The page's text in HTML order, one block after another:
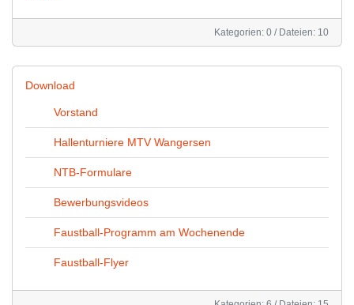
Kategorien: 0 / Dateien: 10
Download
Vorstand
Hallenturniere MTV Wangersen
NTB-Formulare
Bewerbungsvideos
Faustball-Programm am Wochenende
Faustball-Flyer